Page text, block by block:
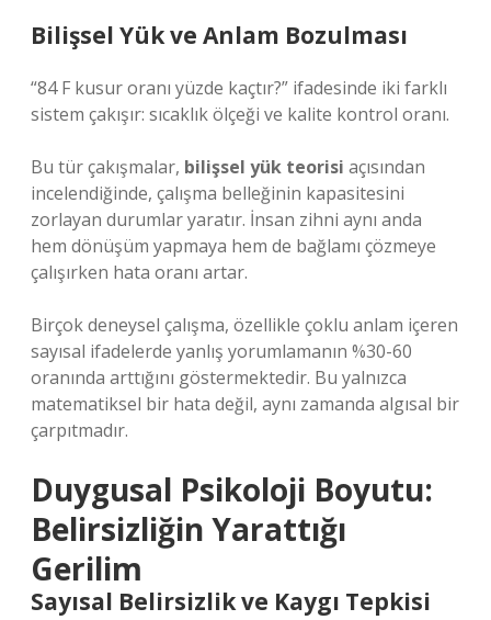
Bilişsel Yük ve Anlam Bozulması
“84 F kusur oranı yüzde kaçtır?” ifadesinde iki farklı
sistem çakışır: sıcaklık ölçeği ve kalite kontrol oranı.
Bu tür çakışmalar, bilişsel yük teorisi açısından
incelendiğinde, çalışma belleğinin kapasitesini
zorlayan durumlar yaratır. İnsan zihni aynı anda
hem dönüşüm yapmaya hem de bağlamı çözmeye
çalışırken hata oranı artar.
Birçok deneysel çalışma, özellikle çoklu anlam içeren
sayısal ifadelerde yanlış yorumlamanın %30-60
oranında arttığını göstermektedir. Bu yalnızca
matematiksel bir hata değil, aynı zamanda algısal bir
çarpıtmadır.
Duygusal Psikoloji Boyutu:
Belirsizliğin Yarattığı
Gerilim
Sayısal Belirsizlik ve Kaygı Tepkisi